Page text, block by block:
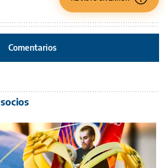
Comentarios